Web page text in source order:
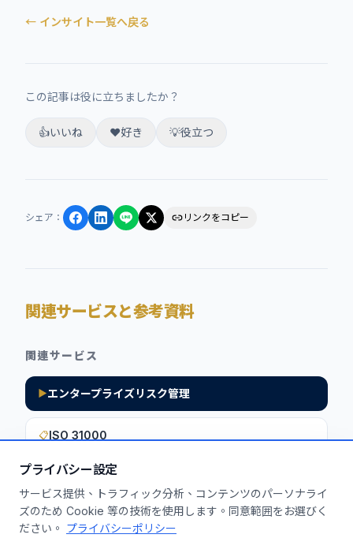
プライバシー設定
サービス提供、トラフィック分析、コンテンツのパーソナライ
ズのため Cookie 等の技術を使用します。同意範囲をお選びく
ださい。 プライバシーポリシー
← インサイト一覧へ戻る
この記事は役に立ちましたか？
👍いいね ❤️好き 💡役立つ
シェア ： リンクをコピー
関連サービスと参考資料
関連サービス
▶エンタープライズリスク管理
📋ISO 31000
このインサイトを貴社に活用しません
か？